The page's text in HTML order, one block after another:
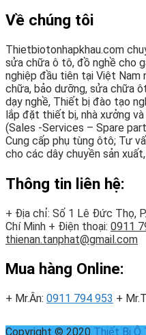
Về chúng tôi
Thietbiotonhapkhau.com
sửa chữa ô tô, đồ nghề cho
nghiệp đầu tiên tại Việt Nam
chữa, bảo dưỡng, sửa chữa
dạy nghề, Thiết bị đào tạo
lắp đặt thiết bị, nhà xưởng
(Sales -Services – Spare
Cung cấp phụ tùng ôtô; Tư
cho các dây chuyền sản
Thông tin liên hệ:
+ Địa chỉ: Số 1 Lê Đức Thọ,
Chí Minh + Điện thoại: 0911
thienan.tanphat@gmail.com
Mua hàng Online:
+ Mr.Ân: 0911 794 953 +
Copyright © 2020 Thiết Bị Ô